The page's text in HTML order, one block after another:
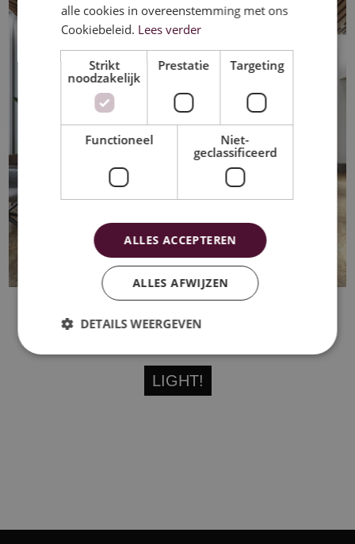
LIGHT!
alle cookies in overeenstemming met ons
Cookiebeleid. Lees verder
Strikt
noodzakelijk
Prestatie Targeting
Functioneel
Niet-
geclassificeerd
ALLES ACCEPTEREN
ALLES AFWIJZEN
DETAILS WEERGEVEN